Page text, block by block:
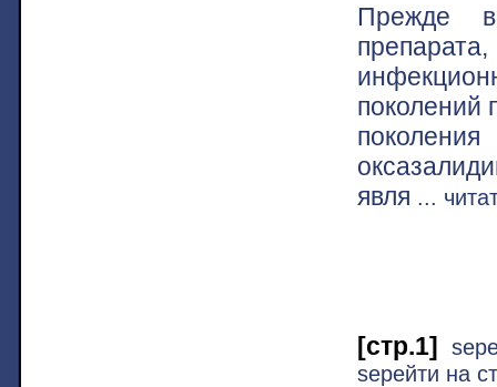
Прежде
поколений
явля ...
[стр.1]
ѕерейти на